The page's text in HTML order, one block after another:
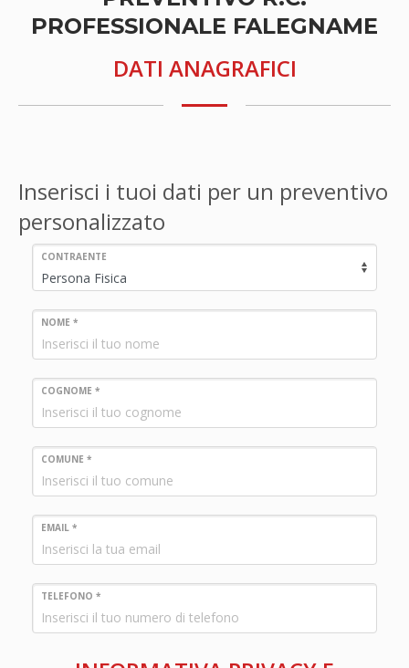
PROFESSIONALE FALEGNAME
DATI ANAGRAFICI
Inserisci i tuoi dati per un preventivo
personalizzato
CONTRAENTE
NOME *
COGNOME *
COMUNE *
EMAIL *
TELEFONO *